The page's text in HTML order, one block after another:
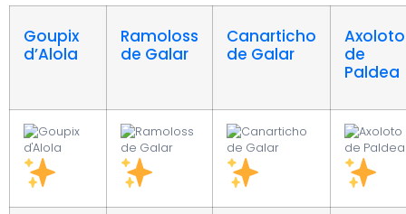
Goupix
d’Alola
Ramoloss
de Galar
Canarticho
de Galar
Axoloto
de
Paldea